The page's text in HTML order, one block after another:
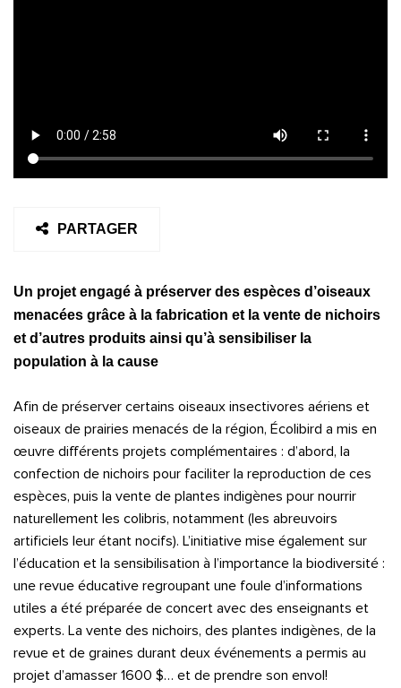
PARTAGER
Un projet engagé à préserver des espèces d’oiseaux
menacées grâce à la fabrication et la vente de nichoirs
et d’autres produits ainsi qu’à sensibiliser la
population à la cause
Afin de préserver certains oiseaux insectivores aériens et
oiseaux de prairies menacés de la région, Écolibird a mis en
œuvre différents projets complémentaires : d’abord, la
confection de nichoirs pour faciliter la reproduction de ces
espèces, puis la vente de plantes indigènes pour nourrir
naturellement les colibris, notamment (les abreuvoirs
artificiels leur étant nocifs). L’initiative mise également sur
l’éducation et la sensibilisation à l’importance la biodiversité :
une revue éducative regroupant une foule d’informations
utiles a été préparée de concert avec des enseignants et
experts. La vente des nichoirs, des plantes indigènes, de la
revue et de graines durant deux événements a permis au
projet d’amasser 1600 $… et de prendre son envol!